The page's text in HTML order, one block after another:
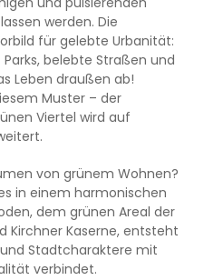
werden. Die
für gelebte Urbanität:
belebte Straßen und
Leben draußen ab!
Muster – der
Viertel wird auf
von grünem Wohnen?
in einem harmonischen
dem grünen Areal der
Kirchner Kaserne, entsteht
Stadtcharaktere mit
verbindet.